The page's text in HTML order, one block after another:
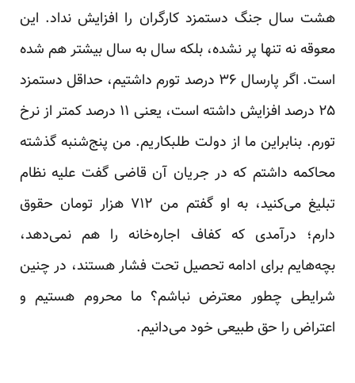
هشت سال جنگ دستمزد کارگران را افزایش نداد. این
معوقه نه تنها پر نشده، بلکه سال به سال بیشتر هم شده
است. اگر پارسال ۳۶ درصد تورم داشتیم، حداقل دستمزد
۲۵ درصد افزایش داشته است، یعنی ۱۱ درصد کمتر از نرخ
تورم. بنابراین ما از دولت طلبکاریم. من پنج‌شنبه گذشته
محاکمه داشتم که در جریان آن قاضی گفت علیه نظام
تبلیغ می‌کنید، به او گفتم من ۷۱۲ هزار تومان حقوق
دارم؛ درآمدی که کفاف اجاره‌خانه را هم نمی‌دهد،
بچه‌هایم برای ادامه تحصیل تحت فشار هستند، در چنین
شرایطی چطور معترض نباشم؟ ما محروم هستیم و
اعتراض را حق طبیعی خود می‌دانیم.